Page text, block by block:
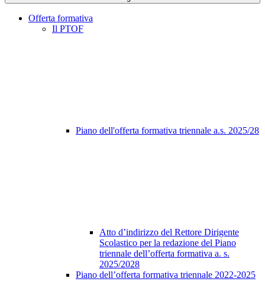
Offerta formativa
Il PTOF
Piano dell'offerta formativa triennale a.s. 2025/28
Atto d’indirizzo del Rettore Dirigente
Scolastico per la redazione del Piano
triennale dell’offerta formativa a. s.
2025/2028
Piano dell’offerta formativa triennale 2022-2025